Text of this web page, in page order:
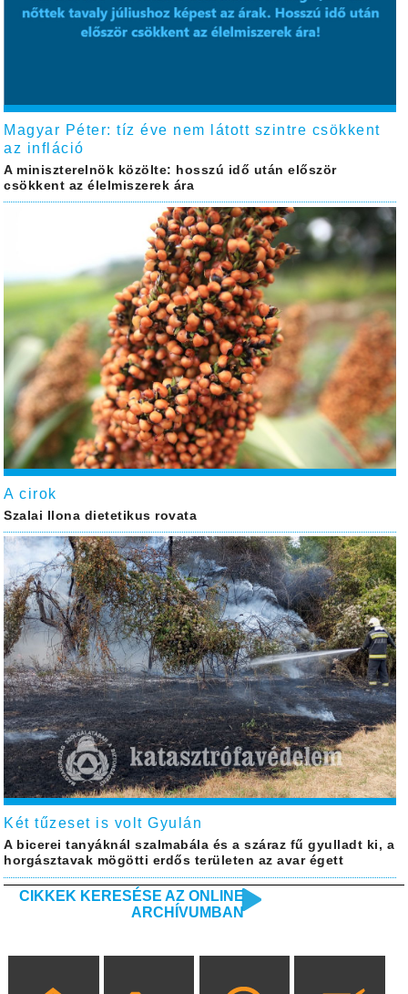
Magyar Péter: tíz éve nem látott szintre csökkent
az infláció
A miniszterelnök közölte: hosszú idő után először
csökkent az élelmiszerek ára
A cirok
Szalai Ilona dietetikus rovata
Két tűzeset is volt Gyulán
A bicerei tanyáknál szalmabála és a száraz fű gyulladt ki, a
horgásztavak mögötti erdős területen az avar égett
CIKKEK KERESÉSE AZ ONLINE
ARCHÍVUMBAN